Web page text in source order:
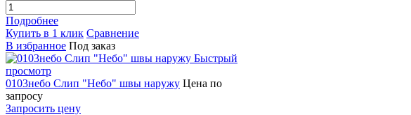
Подробнее
Купить в 1 клик Сравнение
В избранное Под заказ
Быстрый
просмотр
0103небо Слип "Небо" швы наружу Цена по
запросу
Запросить цену